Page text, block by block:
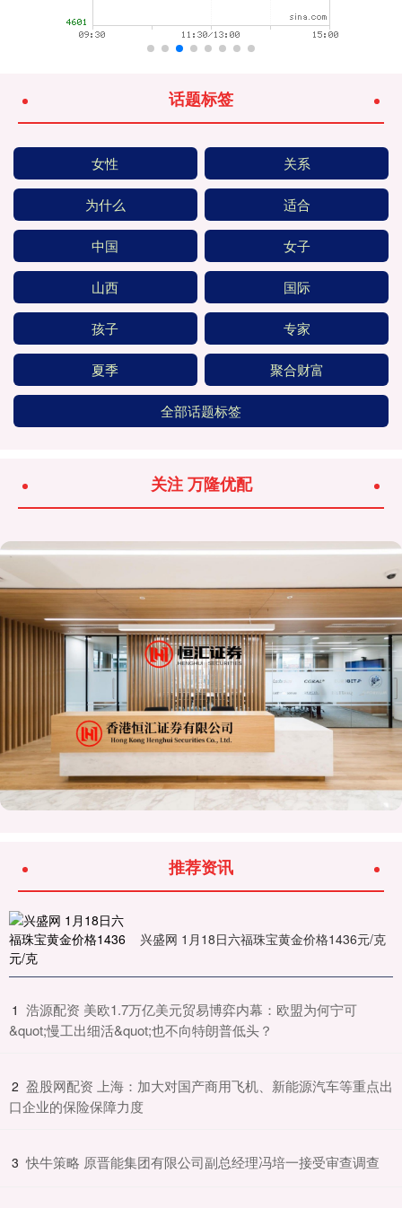
话题标签
女性 关系
为什么 适合
中国 女子
山西 国际
孩子 专家
夏季 聚合财富
全部话题标签
关注 万隆优配
推荐资讯
兴盛网 1月18日六福珠宝黄金价格1436元/克
1 ​浩源配资 美欧1.7万亿美元贸易博弈内幕：欧盟为何宁可
&quot;慢工出细活&quot;也不向特朗普低头？
2 ​盈股网配资 上海：加大对国产商用飞机、新能源汽车等重点出
口企业的保险保障力度
3 ​快牛策略 原晋能集团有限公司副总经理冯培一接受审查调查